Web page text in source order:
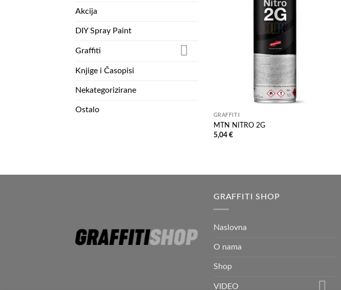
Akcija
DIY Spray Paint
Graffiti
Knjige i Časopisi
Nekategorizirane
Ostalo
GRAFFITI
MTN NITRO 2G
5,04 €
GRAFFITI SHOP
Naslovna
O nama
Shop
VIDEO